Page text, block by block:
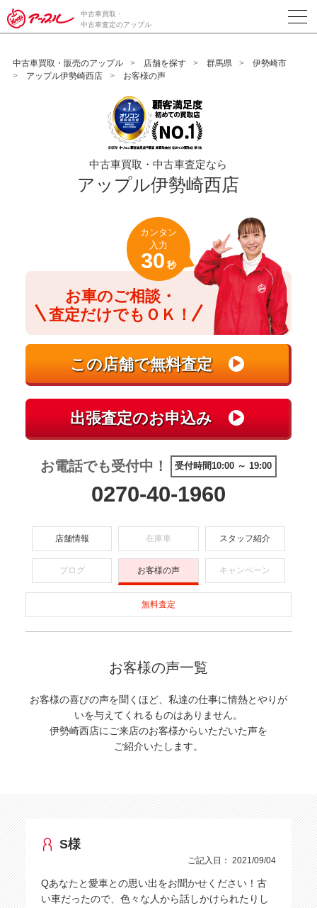
/*ABテスト_新規査定フォームの為のCVボタン*/
中古車買取・
中古車査定のアップル
中古車買取・販売のアップル 店舗を探す 群馬県
伊勢崎市
アップル伊勢崎西店
お客様の声
中古車買取・中古車査定なら
アップル伊勢崎西店
お車のご相談・
査定だけでもＯＫ！
カンタン
入力
30 秒
お電話でも受付中！ 受付時間10:00 ～ 19:00
0270-40-1960
店舗情報 在庫車 スタッフ紹介
ブログ お客様の声 キャンペーン
無料査定
お客様の声一覧
お客様の喜びの声を聞くほど、私達の仕事に情熱とやりが
いを与えてくれるものはありません。
伊勢崎西店にご来店のお客様からいただいた声を
ご紹介いたします。
S様
ご記入日： 2021/09/04
Qあなたと愛車との思い出をお聞かせください！古
い車だったので、色々な人から話しかけられたりし